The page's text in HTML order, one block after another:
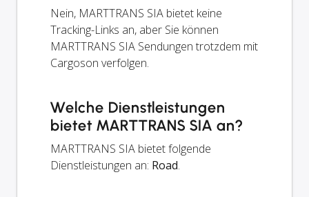
Nein, MARTTRANS SIA bietet keine
Tracking-Links an, aber Sie können
MARTTRANS SIA Sendungen trotzdem mit
Cargoson verfolgen.
Welche Dienstleistungen
bietet MARTTRANS SIA an?
MARTTRANS SIA bietet folgende
Dienstleistungen an: Road.